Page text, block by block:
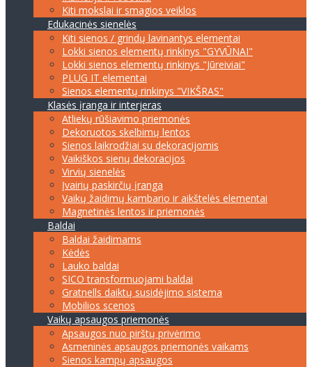
Kiti mokslai ir smagios veiklos
Edukacinės sienelės
Kiti sienos / grindų lavinantys elementai
Lokki sienos elementų rinkinys "GYVŪNAI"
Lokki sienos elementų rinkinys "Jūreiviai"
PLUG IT elementai
Sienos elementų rinkinys "VIKŠRAS"
Klasės įranga ir interjeras
Atliekų rūšiavimo priemonės
Dekoruotos skelbimų lentos
Sienos laikrodžiai su dekoracijomis
Vaikiškos sienų dekoracijos
Virvių sienelės
Įvairių paskirčių įranga
Vaikų žaidimų kambario ir aikštelės elementai
Magnetinės lentos ir priemonės
Baldai
Baldai žaidimams
Kėdės
Lauko baldai
SICO transformuojami baldai
Gratnells daiktų susidėjimo sistema
Mobilios scenos
Vaikų apsaugos priemonės
Apsaugos nuo pirštų privėrimo
Asmeninės apsaugos priemonės vaikams
Sienos kampų apsaugos